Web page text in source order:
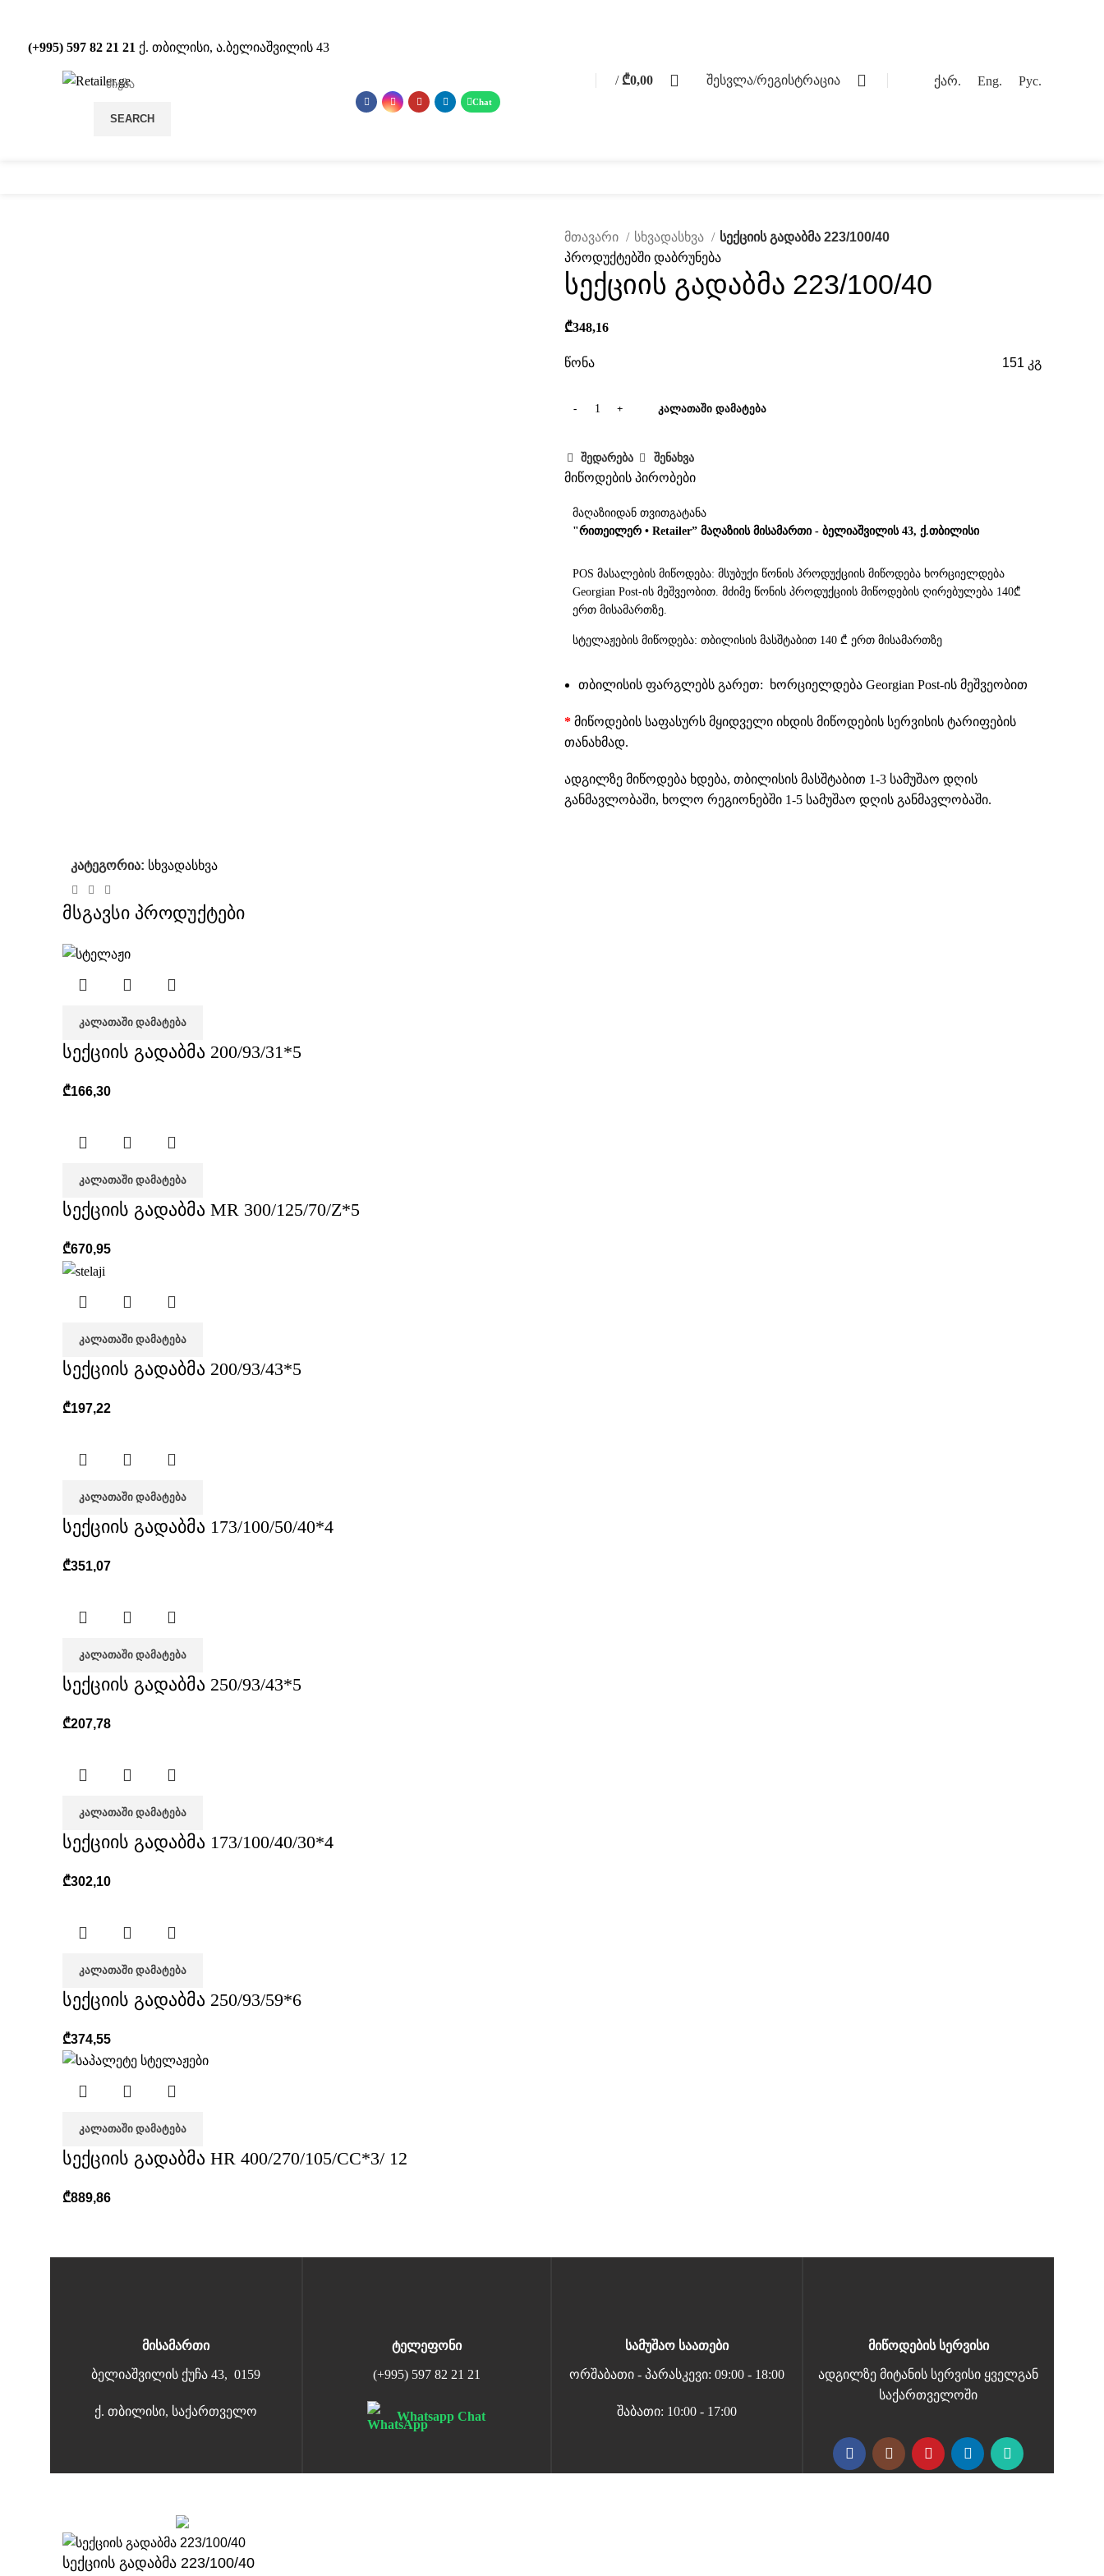
(+995) 597 82 21 21 ქ. თბილისი, ა.ბელიაშვილის 43
SEARCH
/ ₾0,00 შესვლა/რეგისტრაცია ქარ. Eng. Рус.
მთავარი სხვადასხვა
სექციის გადაბმა 223/100/40
პროდუქტებში დაბრუნება
სექციის გადაბმა 223/100/40
₾348,16
წონა 151 კგ
ᲙᲐᲚᲐᲗᲐᲨᲘ ᲓᲐᲛᲐᲢᲔᲑᲐ
შედარება შენახვა
მიწოდების პირობები
მაღაზიიდან თვითგატანა
"რითეილერ • Retailer” მაღაზიის მისამართი - ბელიაშვილის 43, ქ.თბილისი
POS მასალების მიწოდება: მსუბუქი წონის პროდუქციის მიწოდება ხორციელდება
Georgian Post-ის მეშვეობით. მძიმე წონის პროდუქციის მიწოდების ღირებულება 140₾
ერთ მისამართზე.
სტელაჟების მიწოდება: თბილისის მასშტაბით 140 ₾ ერთ მისამართზე
თბილისის ფარგლებს გარეთ: ხორციელდება Georgian Post-ის მეშვეობით
* მიწოდების საფასურს მყიდველი იხდის მიწოდების სერვისის ტარიფების
თანახმად.
ადგილზე მიწოდება ხდება, თბილისის მასშტაბით 1-3 სამუშაო დღის
განმავლობაში, ხოლო რეგიონებში 1-5 სამუშაო დღის განმავლობაში.
კატეგორია: სხვადასხვა
მსგავსი პროდუქტები
ᲙᲐᲚᲐᲗᲐᲨᲘ ᲓᲐᲛᲐᲢᲔᲑᲐ
სექციის გადაბმა 200/93/31*5
₾166,30
ᲙᲐᲚᲐᲗᲐᲨᲘ ᲓᲐᲛᲐᲢᲔᲑᲐ
სექციის გადაბმა MR 300/125/70/Z*5
₾670,95
ᲙᲐᲚᲐᲗᲐᲨᲘ ᲓᲐᲛᲐᲢᲔᲑᲐ
სექციის გადაბმა 200/93/43*5
₾197,22
ᲙᲐᲚᲐᲗᲐᲨᲘ ᲓᲐᲛᲐᲢᲔᲑᲐ
სექციის გადაბმა 173/100/50/40*4
₾351,07
ᲙᲐᲚᲐᲗᲐᲨᲘ ᲓᲐᲛᲐᲢᲔᲑᲐ
სექციის გადაბმა 250/93/43*5
₾207,78
ᲙᲐᲚᲐᲗᲐᲨᲘ ᲓᲐᲛᲐᲢᲔᲑᲐ
სექციის გადაბმა 173/100/40/30*4
₾302,10
ᲙᲐᲚᲐᲗᲐᲨᲘ ᲓᲐᲛᲐᲢᲔᲑᲐ
სექციის გადაბმა 250/93/59*6
₾374,55
ᲙᲐᲚᲐᲗᲐᲨᲘ ᲓᲐᲛᲐᲢᲔᲑᲐ
სექციის გადაბმა HR 400/270/105/CC*3/ 12
₾889,86
მისამართი
ბელიაშვილის ქუჩა 43, 0159
ქ. თბილისი, საქართველო
ტელეფონი
(+995) 597 82 21 21
Whatsapp Chat
სამუშაო საათები
ორშაბათი - პარასკევი: 09:00 - 18:00
შაბათი: 10:00 - 17:00
მიწოდების სერვისი
ადგილზე მიტანის სერვისი ყველგან
საქართველოში
სექციის გადაბმა 223/100/40